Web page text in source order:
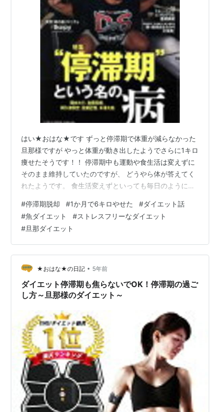
はい★おはな★です ずっと停滞期で体重が減らなかった
旦那様ですが やっと体重が動き出したようでさらに1キロ
痩せたそうです！！ 停滞期中も運動や食生活は変えずに
そのまま維持していたのですが、 どうやら体が答えてく
れたようです。 食生活変えずといっても毎日のように甘
せずに食べる人なので そこらへんはゆるゆるでやってい
ます 停滞期中の生地はこちら↓
pidechan.hatenablog.com 何もしないで待つというのも
調べてみると科学的に理由がありそうです 人からだは脂
肪がおちても、水分がちないなんてことももちろんある
ようで、 脂肪が落ちてから…
#停滞期脱却 #1か月で6キロやせた #ダイエット話
#魚ダイエット #ストレスフリーなダイエット
#旦那ダイエット
★おはな★の日記 • 5年前
ダイエット停滞期も焦らないでOK！停滞期の過ご
し方～旦那様のダイエット～